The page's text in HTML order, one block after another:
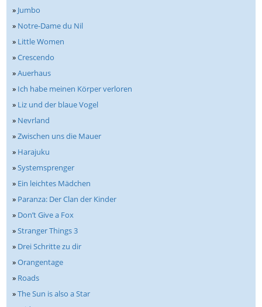
» Jumbo
» Notre-Dame du Nil
» Little Women
»Crescendo
»Auerhaus
» Ich habe meinen Körper verloren
» Liz und der blaue Vogel
» Nevrland
»Zwischen uns die Mauer
» Harajuku
»Systemsprenger
» Ein leichtes Mädchen
» Paranza: Der Clan der Kinder
» Don’t Give a Fox
»Stranger Things 3
» Drei Schritte zu dir
»Orangentage
» Roads
»The Sun is also a Star